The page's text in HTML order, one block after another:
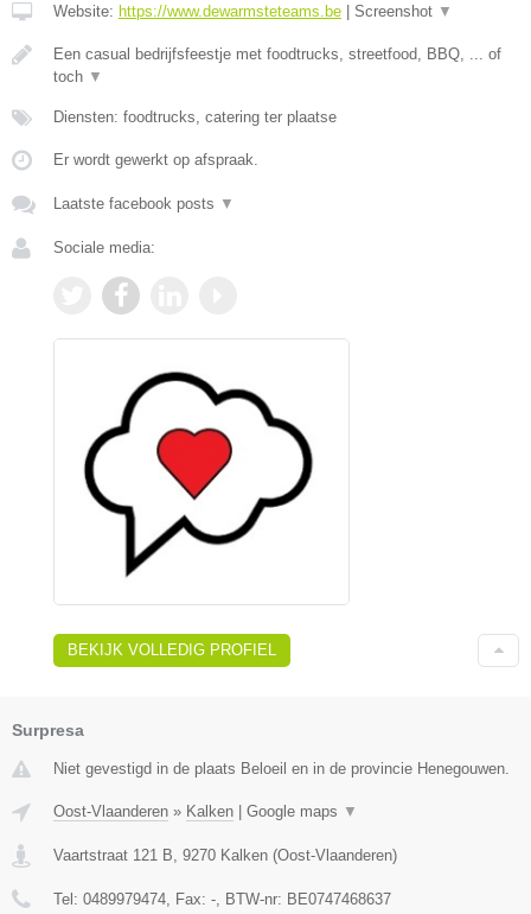
Website: https://www.dewarmsteteams.be | Screenshot ▼
Een casual bedrijfsfeestje met foodtrucks, streetfood, BBQ, ... of
toch ▼
Diensten: foodtrucks, catering ter plaatse
Er wordt gewerkt op afspraak.
Laatste facebook posts ▼
Sociale media:
BEKIJK VOLLEDIG PROFIEL
Surpresa
Niet gevestigd in de plaats Beloeil en in de provincie Henegouwen.
Oost-Vlaanderen » Kalken | Google maps ▼
Vaartstraat 121 B 9270 Kalken (Oost-Vlaanderen)
Tel: 0489979474 , Fax: - , BTW-nr: BE0747468637